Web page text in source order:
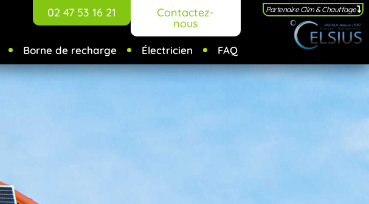
02 47 53 16 21 Contactez-
nous
Borne de recharge Électricien FAQ
Partenaire Clim & Chauffage